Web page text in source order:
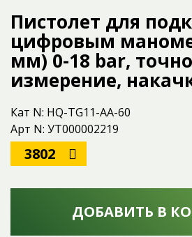
Пистолет для
цифровым
мм) 0-18 bar,
измерение,
Кат N: HQ-TG11-AA-60
Арт N: УТ000002219
3802
ДОБАВИТЬ В